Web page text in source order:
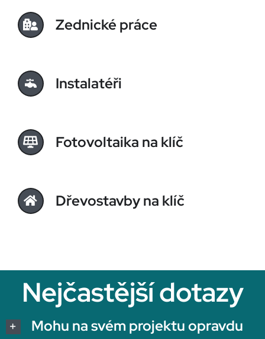
Zednické práce
Instalatéři
Fotovoltaika na klíč
Dřevostavby na klíč
Nejčastější dotazy
Mohu na svém projektu opravdu